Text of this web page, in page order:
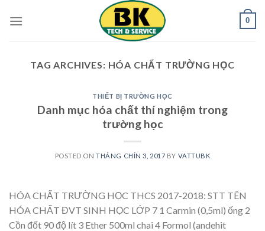
0
TAG ARCHIVES: HÓA CHẤT TRƯỜNG HỌC
THIẾT BỊ TRƯỜNG HỌC
Danh mục hóa chất thí nghiệm trong
trường học
POSTED ONTHÁNG CHÍN 3, 2017 BY VATTUBK
HÓA CHẤT TRƯỜNG HỌC THCS 2017-2018: STT TÊN
HÓA CHẤT ĐVT SINH HỌC LỚP 7 1 Carmin (0,5ml) ống 2
Cồn đốt 90 độ lít 3 Ether 500ml chai 4 Formol (andehit